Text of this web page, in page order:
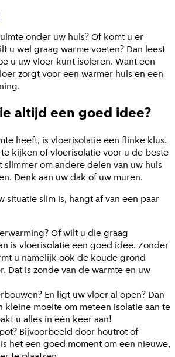
onder uw huis? Of komt u er
u wel graag warme voeten? Dan leest
u uw vloer kunt isoleren. Want een
zorgt voor een warmer huis en een
altijd een goed idee?
heeft, is vloerisolatie een flinke klus.
kijken of vloerisolatie voor u de beste
slimmer om andere delen van uw huis
Denk aan uw dak of uw muren.
situatie slim is, hangt af van een paar
Of wilt u die graag
is vloerisolatie een goed idee. Zonder
u namelijk ook de koude grond
Dat is zonde van de warmte en uw
En ligt uw vloer al open? Dan
kleine moeite om meteen isolatie aan te
u alles in één keer aan!
Bijvoorbeeld door houtrot of
het een goed moment om een nieuwe,